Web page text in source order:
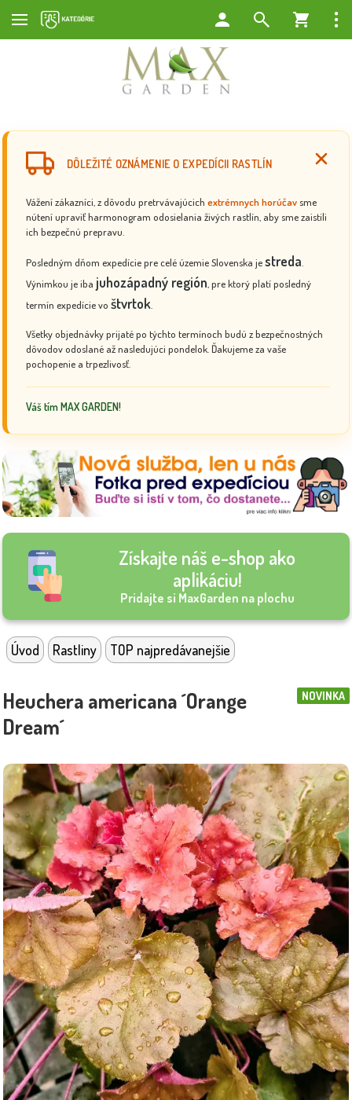
DÔLEŽITÉ OZNÁMENIE O EXPEDÍCII RASTLÍN
Vážení zákazníci, z dôvodu pretrvávajúcich extrémnych horúčav sme
nútení upraviť harmonogram odosielania živých rastlín, aby sme zaistili
ich bezpečnú prepravu.
Posledným dňom expedície pre celé územie Slovenska jestreda
Výnimkou je iba juhozápadný región , pre ktorý platí posledný
termín expedície vo štvrtok
Všetky objednávky prijaté po týchto termínoch budú z bezpečnostných
dôvodov odoslané až nasledujúci pondelok. Ďakujeme za vaše
pochopenie a trpezlivosť.
Váš tím MAX GARDEN!
Získajte náš e-shop ako
aplikáciu!
Pridajte si MaxGarden na plochu
Úvod Rastliny TOP najpredávanejšie
NOVINKA
Heuchera americana ´Orange
Dream´